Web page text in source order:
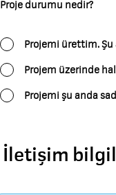
Proje durumu nedir?
Projemi ürettim. Şu
Projem üzerinde
Projemi şu anda
İletişim